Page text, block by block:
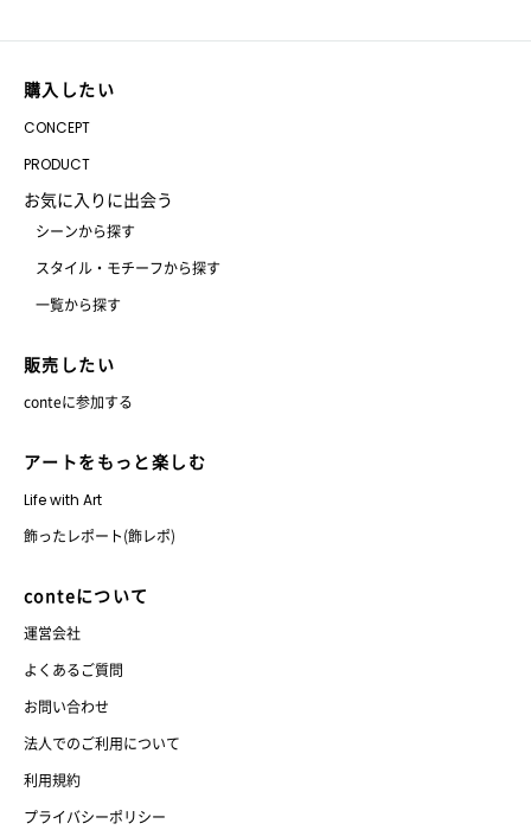
購入したい
CONCEPT
PRODUCT
お気に入りに出会う
シーンから探す
スタイル・モチーフから探す
一覧から探す
販売したい
conteに参加する
アートをもっと楽しむ
Life with Art
飾ったレポート(飾レポ)
conteについて
運営会社
よくあるご質問
お問い合わせ
法人でのご利用について
利用規約
プライバシーポリシー